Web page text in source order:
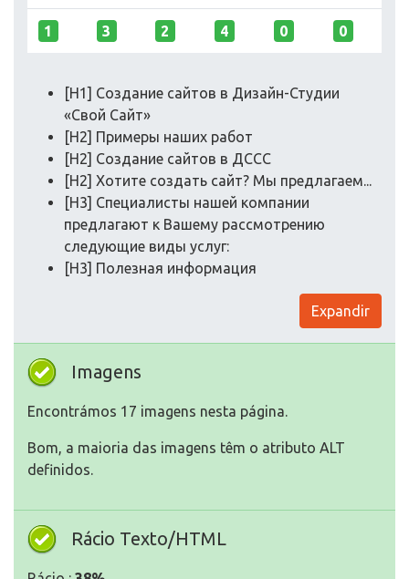
1 3 2 4 0 0
[H1] Создание сайтов в Дизайн-Студии
«Свой Сайт»
[H2] Примеры наших работ
[H2] Создание сайтов в ДССС
[H2] Хотите создать сайт? Мы предлагаем...
[H3] Специалисты нашей компании
предлагают к Вашему рассмотрению
следующие виды услуг:
[H3] Полезная информация
Expandir
Imagens
Encontrámos 17 imagens nesta página.
Bom, a maioria das imagens têm o atributo ALT
definidos.
Rácio Texto/HTML